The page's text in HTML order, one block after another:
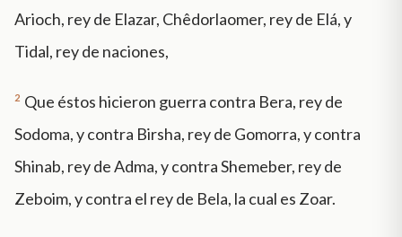
mt 5 nt faith "peace that passeth" grace -law
Arioch, rey de Elazar, Chêdorlaomer, rey de Elá, y
Tidal, rey de naciones,
2 Que éstos hicieron guerra contra Bera, rey de
Sodoma, y contra Birsha, rey de Gomorra, y contra
Shinab, rey de Adma, y contra Shemeber, rey de
Zeboim, y contra el rey de Bela, la cual es Zoar.